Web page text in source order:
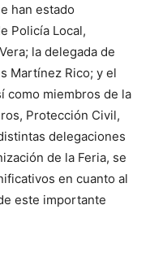
han estado
Policía Local,
la delegada de
Martínez Rico; y el
como miembros de la
Protección Civil,
delegaciones
de la Feria, se
en cuanto al
este importante